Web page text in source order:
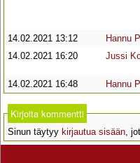
14.02.2021 13:12
Hannu
14.02.2021 16:20
Jussi
14.02.2021 16:48
Hannu
Kirjoita kommentti
Sinun täytyy kirjautua sisään,